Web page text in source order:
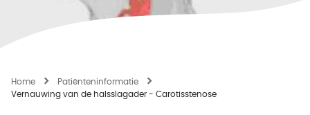
Home
Patiënten­informatie
Vernauwing van de halsslagader - Carotisstenose